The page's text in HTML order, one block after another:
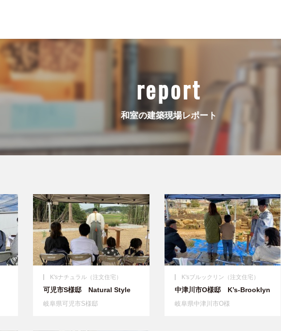
report
和室の建築現場レポート
K'sナチュラル（注文住宅）
可児市S様邸 Natural Style
岐阜県可児市S様邸
K'sブルックリン（注文住宅）
中津川市O様邸 K’s-Brooklyn
岐阜県中津川市O様